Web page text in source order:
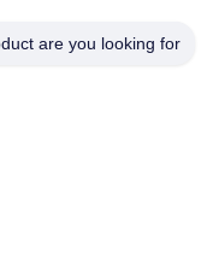
are you looking for?